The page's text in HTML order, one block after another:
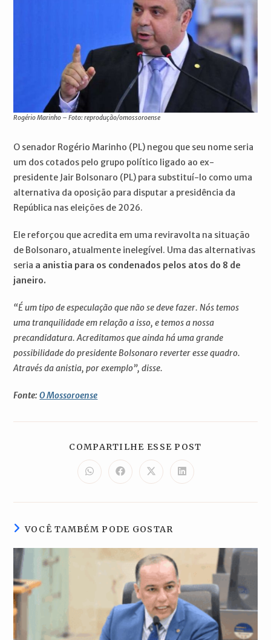
Rogério Marinho – Foto: reprodução/omossoroense
O senador Rogério Marinho (PL) negou que seu nome seria
um dos cotados pelo grupo político ligado ao ex-
presidente Jair Bolsonaro (PL) para substituí-lo como uma
alternativa da oposição para disputar a presidência da
República nas eleições de 2026.
Ele reforçou que acredita em uma reviravolta na situação
de Bolsonaro, atualmente inelegível. Uma das alternativas
seria a anistia para os condenados pelos atos do 8 de
janeiro.
“É um tipo de especulação que não se deve fazer. Nós temos
uma tranquilidade em relação a isso, e temos a nossa
precandidatura. Acreditamos que ainda há uma grande
possibilidade do presidente Bolsonaro reverter esse quadro.
Através da anistia, por exemplo”, disse.
Fonte:O Mossoroense
COMPARTILHE ESSE POST
Abre
em
nova
Abre
em
nova
Abre
em
nova
Abre
em
nova
VOCÊ TAMBÉM PODE GOSTAR